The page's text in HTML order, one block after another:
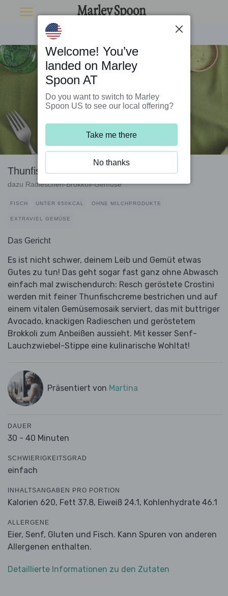
Thunfisch-Crostini mit Avocado
dazu Radieschen-Brokkoli-Gemüse
FISCH UNTER 650KCAL OHNE MILCHPRODUKTE
EXTRAVIEL GEMÜSE
Das Gericht
Es ist nicht schwer, deinem Leib und Gemüt etwas
Gutes zu tun! Das geht sogar fast ganz ohne Abwasch
einfach mal zwischendurch: Resch geröstete Crostini
werden mit feiner Thunfischcreme bestrichen und auf
einem vitalen Gemüsemosaik serviert, das mit buttriger
Avocado, knackigen Radieschen und geröstetem
Brokkoli zum Anbeißen aussieht. Mit kesser Senf-
Lauchzwiebel-Stippe eine kulinarische Wohltat!
Präsentiert von Martina
DAUER
30 - 40 Minuten
SCHWIERIGKEITSGRAD
einfach
INHALTSANGABEN PRO PORTION
Kalorien 620, Fett 37.8, Eiweiß 24.1, Kohlenhydrate 46.1
ALLERGENE
Eier, Senf, Gluten und Fisch. Kann Spuren von anderen
Allergenen enthalten.
Detaillierte Informationen zu den Zutaten
Welcome! You’ve
landed on Marley
Spoon AT
Do you want to switch to Marley
Spoon US to see our local offering?
Take me there
No thanks